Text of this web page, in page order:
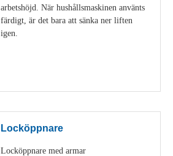
arbetshöjd. När hushållsmaskinen använts
färdigt, är det bara att sänka ner liften
igen.
Locköppnare
Locköppnare med armar